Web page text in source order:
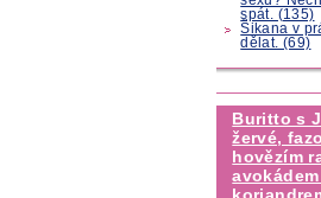
spát. (135)
Šikana v
dělat. (69)
Buritto s
žervé,
hovězím